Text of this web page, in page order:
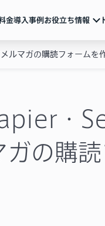
金導入事例お役立ち情報
用のポイントをまとめた
ド情報などを随時発信
お知らせ
ベストプラ
マガの購読フォームを
・
の購